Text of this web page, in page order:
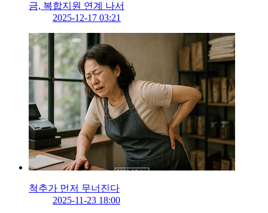
금, 복합지원 연계 나서
2025-12-17 03:21
척추가 먼저 무너진다
2025-11-23 18:00